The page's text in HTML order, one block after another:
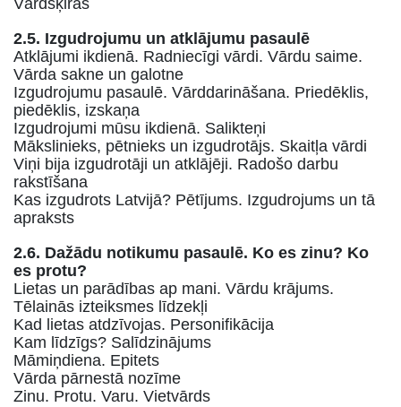
Vārdšķiras
2.5. Izgudrojumu un atklājumu pasaulē
Atklājumi ikdienā. Radniecīgi vārdi. Vārdu saime.
Vārda sakne un galotne
Izgudrojumu pasaulē. Vārddarināšana. Priedēklis,
piedēklis, izskaņa
Izgudrojumi mūsu ikdienā. Salikteņi
Mākslinieks, pētnieks un izgudrotājs. Skaitļa vārdi
Viņi bija izgudrotāji un atklājēji. Radošo darbu
rakstīšana
Kas izgudrots Latvijā? Pētījums. Izgudrojums un tā
apraksts
2.6. Dažādu notikumu pasaulē. Ko es zinu? Ko
es protu?
Lietas un parādības ap mani. Vārdu krājums.
Tēlainās izteiksmes līdzekļi
Kad lietas atdzīvojas. Personifikācija
Kam līdzīgs? Salīdzinājums
Māmiņdiena. Epitets
Vārda pārnestā nozīme
Zinu. Protu. Varu. Vietvārds